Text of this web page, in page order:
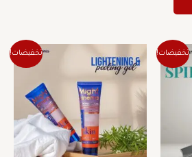
تخفيضات! تخفيضات!
135 ج.م.
السعر
الحالي
95 ج.م.